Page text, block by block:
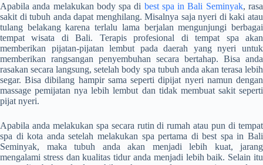
Apabila anda melakukan body spa di best spa in Bali Seminyak,rasa
sakit di tubuh anda dapat menghilang. Misalnya saja nyeri di kaki atau
tulang belakang karena terlalu lama berjalan mengunjungi berbagai
tempat wisata di Bali. Terapis profesional di tempat spa akan
memberikan pijatan-pijatan lembut pada daerah yang nyeri untuk
memberikan rangsangan penyembuhan secara bertahap. Bisa anda
rasakan secara langsung, setelah body spa tubuh anda akan terasa lebih
segar. Bisa dibilang hampir sama seperti dipijat nyeri namun dengan
massage pemijatan nya lebih lembut dan tidak membuat sakit seperti
pijat nyeri.
Apabila anda melakukan spa secara rutin di rumah atau pun di tempat
spa di kota anda setelah melakukan spa pertama dibest spa in Bali
Seminyak, maka tubuh anda akan menjadi lebih kuat, jarang
mengalami stress dan kualitas tidur anda menjadi lebih baik. Selain itu